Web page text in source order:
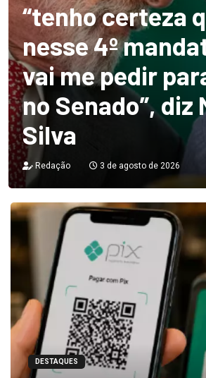
“tenho certeza
nesse 4º
vai me pedir
no Senado”, diz
Silva
Redação 3 de agosto de 2026
DESTAQUES